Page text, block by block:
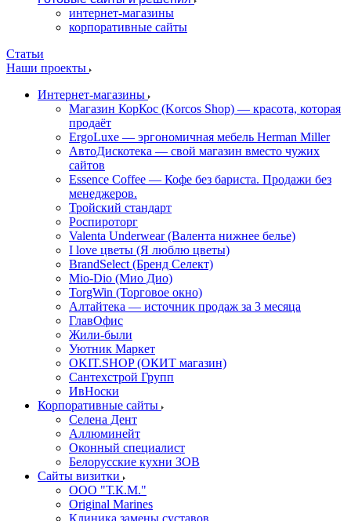
интернет-магазины
корпоративные сайты
Статьи
Наши проекты
Интернет-магазины
Магазин КорКос (Korcos Shop) — красота, которая
продаёт
ErgoLuxe — эргономичная мебель Herman Miller
АвтоДискотека — свой магазин вместо чужих
сайтов
Essence Coffee — Кофе без бариста. Продажи без
менеджеров.
Тройский стандарт
Роспироторг
Valenta Underwear (Валента нижнее белье)
I love цветы (Я люблю цветы)
BrandSelect (Бренд Селект)
Mio-Dio (Мио Дио)
TorgWin (Торговое окно)
Алтайтека — источник продаж за 3 месяца
ГлавОфис
Жили-были
Уютник Маркет
OKIT.SHOP (ОКИТ магазин)
Сантехстрой Групп
ИвНоски
Корпоративные сайты
Селена Дент
Аллюминейт
Оконный специалист
Белорусские кухни ЗОВ
Сайты визитки
ООО "Т.К.М."
Original Marines
Клиника замены суставов